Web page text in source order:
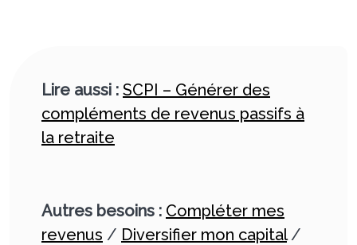
Lire aussi : SCPI – Générer des
compléments de revenus passifs à
la retraite
Autres besoins : Compléter mes
revenus / Diversifier mon capital/